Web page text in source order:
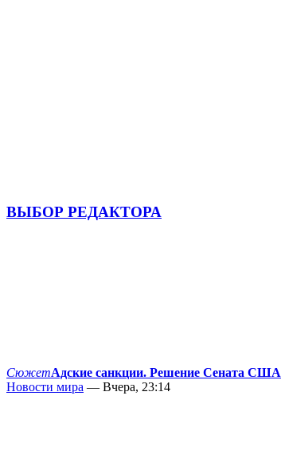
ВЫБОР РЕДАКТОРА
СюжетАдские санкции. Решение Сената США
Новости мира — Вчера, 23:14